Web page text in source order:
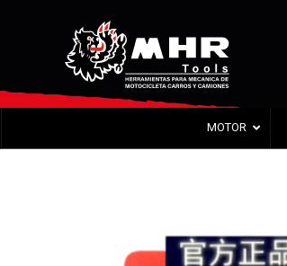
MOTOR